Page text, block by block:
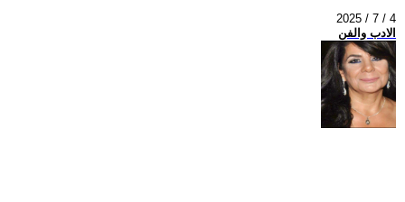
2025 / 7 / 4
الادب والفن